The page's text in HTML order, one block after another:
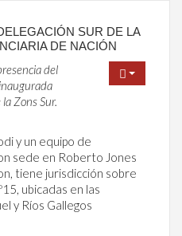
SUR DE LA
DE NACIÓN
del
Zons Sur.
y un equipo de
sede en Roberto Jones
tiene jurisdicción sobre
ubicadas en las
y Ríos Gallegos